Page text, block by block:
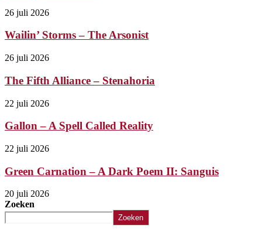
26 juli 2026
Wailin’ Storms – The Arsonist
26 juli 2026
The Fifth Alliance – Stenahoria
22 juli 2026
Gallon – A Spell Called Reality
22 juli 2026
Green Carnation – A Dark Poem II: Sanguis
20 juli 2026
Zoeken
Zoeken